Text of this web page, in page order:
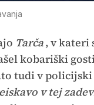
Tarča, v kateri
kobariški
tudi v
v tej